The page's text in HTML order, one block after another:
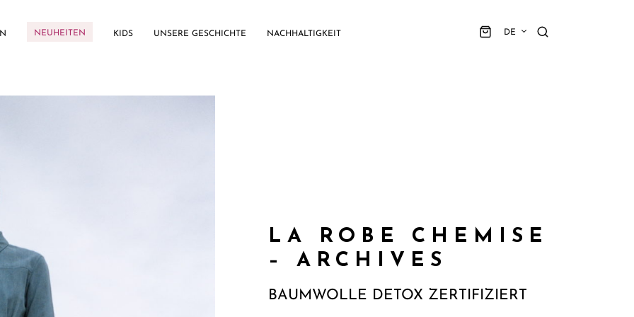
NEUHEITEN KIDS UNSERE GESCHICHTE NACHHALTIGKEIT DE
LA ROBE CHEMISE
– ARCHIVES
BAUMWOLLE DETOX ZERTIFIZIERT